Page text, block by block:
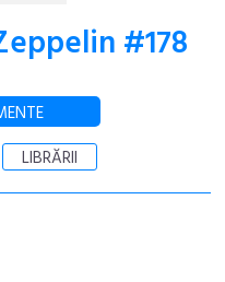
#178
LIBRĂRII